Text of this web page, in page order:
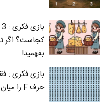
بفهمید!
حرف F را میان E‌ ها پیدا کنند!